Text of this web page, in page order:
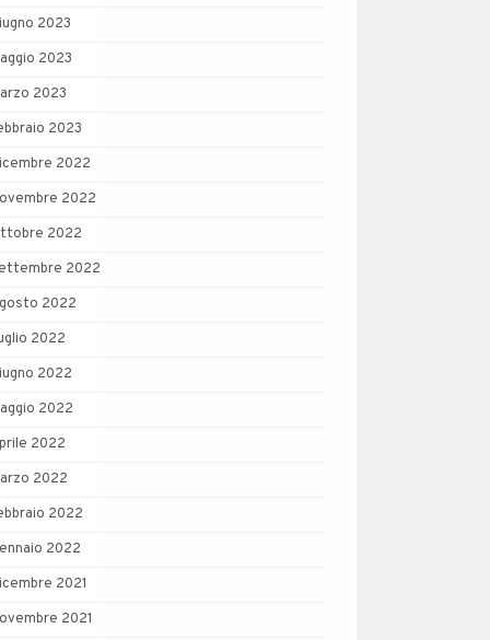
2023
2023
2023
2023
2022
2022
2022
2022
2022
2022
2022
2022
2022
2022
2022
2022
2021
2021